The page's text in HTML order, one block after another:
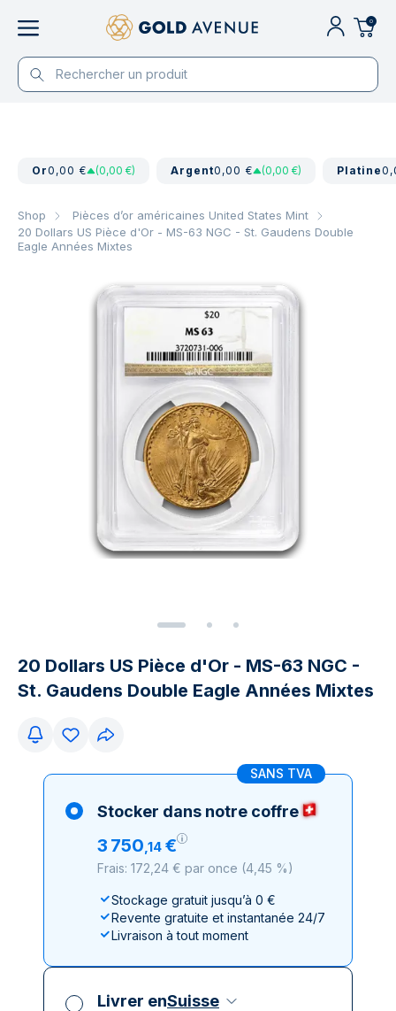
0
Or0,00 € (0,00 €) Argent0,00 € (0,00 €) Platine
Shop
Pièces d’or américaines United States Mint
20 Dollars US Pièce d'Or - MS-63 NGC - St. Gaudens Double
Eagle Années Mixtes
20 Dollars US Pièce d'Or - MS-63 NGC -
St. Gaudens Double Eagle Années Mixtes
SANS TVA
Stocker dans notre coffre
3 750,14 €
Frais: 172,24 € par once (4,45 %)
Stockage gratuit jusqu’à 0 €
Revente gratuite et instantanée 24/7
Livraison à tout moment
Livrer enSuisse